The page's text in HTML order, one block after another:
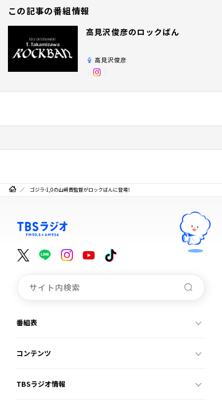
この記事の番組情報
高見沢俊彦のロックばん
高見沢俊彦
ゴジラ-1,0の山﨑貴監督がロックばんに登場！
番組表
コンテンツ
TBSラジオ情報